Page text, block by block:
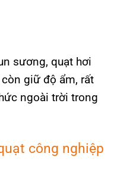
sương, quạt hơi
giữ độ ẩm, rất
ngoài trời trong
công nghiệp